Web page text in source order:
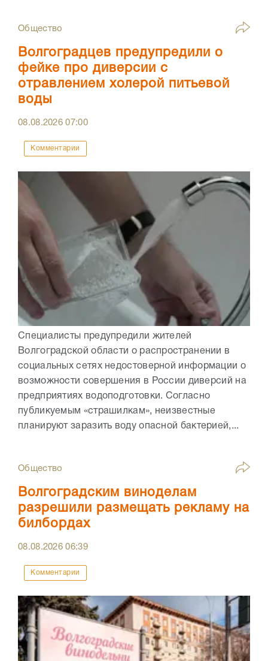
Общество
Волгоградцев предупредили о
фейке про диверсии с
отравлением холерой питьевой
воды
08.08.202607:00
Комментарии
Специалисты предупредили жителей
Волгоградской области о распространении в
социальных сетях недостоверной информации о
возможности совершения в России диверсий на
предприятиях водоподготовки. Согласно
публикуемым «страшилкам», неизвестные
планируют заразить воду опасной бактерией,...
Общество
Волгоградским виноделам
разрешили размещать рекламу на
билбордах
08.08.202606:39
Комментарии